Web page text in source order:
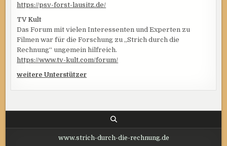
https://psv-forst-lausitz.de/
TV Kult
Das Forum mit vielen Interessenten und Experten zu
Filmen war für die Forschung zu „Strich durch die
Rechnung“ ungemein hilfreich.
https://www.tv-kult.com/forum/
weitere Unterstützer
www.strich-durch-die-rechnung.de